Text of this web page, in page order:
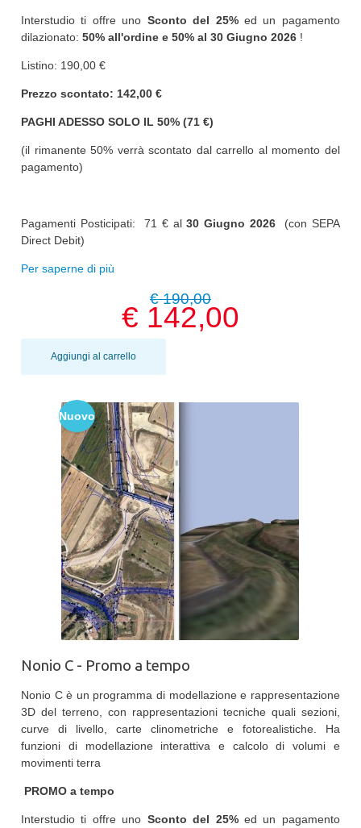
Interstudio ti offre uno Sconto del 25%ed un pagamento
dilazionato:50% all'ordine e 50% al30 Giugno 2026 !
Listino: 190,00 €
Prezzo scontato: 142,00 €
PAGHI ADESSO SOLO IL 50% (71 €)
(il rimanente 50% verrà scontato dal carrello al momento del
pagamento)
Pagamenti Posticipati: 71 € al30 Giugno 2026(con SEPA
Direct Debit)
Per saperne di più
€ 190,00
€ 142,00
Aggiungi al carrello
Nuovo
Nonio C - Promo a tempo
Nonio C è un programma di modellazione e rappresentazione
3D del terreno, con rappresentazioni tecniche quali sezioni,
curve di livello, carte clinometriche e fotorealistiche. Ha
funzioni di modellazione interattiva e calcolo di volumi e
movimenti terra
PROMO a tempo
Interstudio ti offre uno Sconto del 25%ed un pagamento